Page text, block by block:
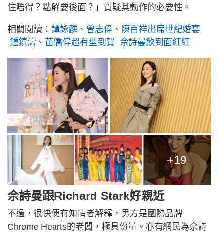
住唔得？點解要後面？」質疑其動作的必要性。
相關閱讀： 譚詠麟、曾志偉、陳百祥出席世紀婚宴
鍾鎮濤、苗僑偉超有型到賀 佘詩曼飲到面紅紅
+19
佘詩曼跟Richard Stark好親近
不過，很快便有知情者解釋，男方是國際品牌
Chrome Hearts的老闆，極具份量。亦有網民為佘詩